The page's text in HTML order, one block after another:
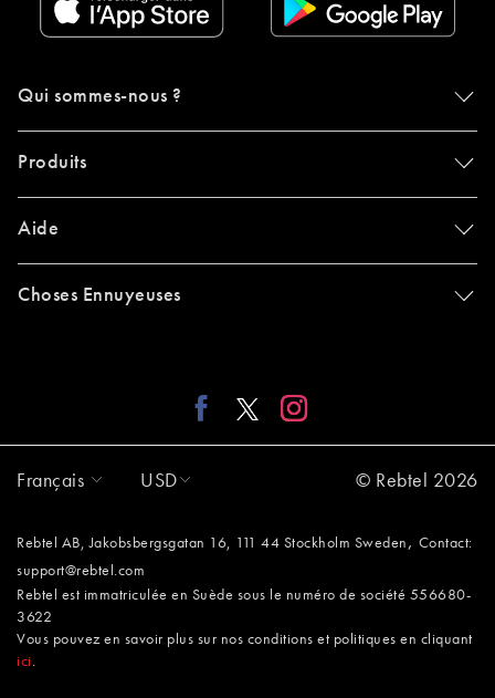
Qui sommes-nous ?
Produits
Aide
Choses Ennuyeuses
Français USD © Rebtel 2026
Rebtel AB, Jakobsbergsgatan 16, 111 44 Stockholm Sweden , Contact:
support@rebtel.com
Rebtel est immatriculée en Suède sous le numéro de société 556680-
3622
Vous pouvez en savoir plus sur nos conditions et politiques en cliquant
ici .